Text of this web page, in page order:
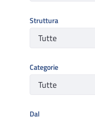
Struttura
Categorie
Dal